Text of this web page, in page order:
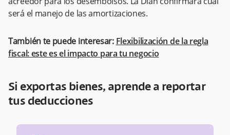
será el manejo de las amortizaciones.
También te puede interesar: Flexibilización de la regla
fiscal: este es el impacto para tu negocio
Si exportas bienes, aprende a reportar
tus deducciones